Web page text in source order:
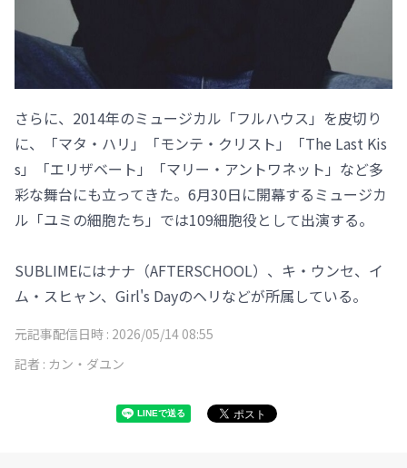
さらに、2014年のミュージカル「フルハウス」を皮切り
に、「マタ・ハリ」「モンテ・クリスト」「The Last Kis
s」「エリザベート」「マリー・アントワネット」など多
彩な舞台にも立ってきた。6月30日に開幕するミュージカ
ル「ユミの細胞たち」では109細胞役として出演する。
SUBLIMEにはナナ（AFTERSCHOOL）、キ・ウンセ、イ
ム・スヒャン、Girl's Dayのヘリなどが所属している。
元記事配信日時 : 2026/05/14 08:55
記者 : カン・ダユン